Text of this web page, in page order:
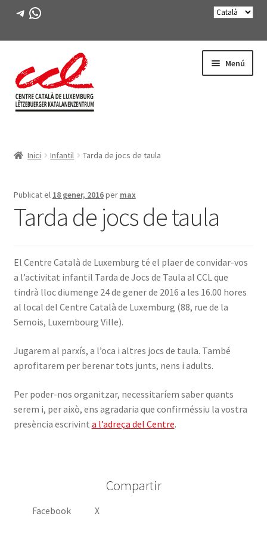
Telegram
WhatsApp
navegació
al
contingut
Menú
ACTIVITATS
CURSOS
FES-TE SOCI
INICIA SESSIÓ
Inici Infantil Tarda de jocs de taula
Publicat el 18 gener, 2016per max
Tarda de jocs de taula
El Centre Català de Luxemburg té el plaer de convidar-vos
a l’activitat infantil Tarda de Jocs de Taula al CCL que
tindrà lloc diumenge 24 de gener de 2016 a les 16.00 hores
al local del Centre Català de Luxemburg (88, rue de la
Semois, Luxembourg Ville).
Jugarem al parxís, a l’oca i altres jocs de taula. També
aprofitarem per berenar tots junts, nens i adults.
Per poder-nos organitzar, necessitaríem saber quants
serem i, per això, ens agradaria que confirméssiu la vostra
presència escrivint a l’adreça del Centre.
Compartir
Facebook X